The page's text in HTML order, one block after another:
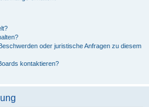
oder juristische Anfragen zu diesem
kontaktieren?